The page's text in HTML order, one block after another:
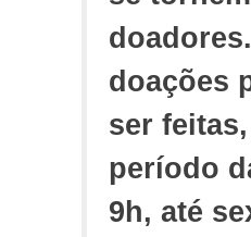
doações
ser
período
9h, até